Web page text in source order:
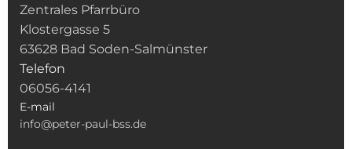
Zentrales Pfarrbüro
Klostergasse 5
63628 Bad Soden-Salmünster
Telefon
06056-4141
E-mail
info@peter-paul-bss.de